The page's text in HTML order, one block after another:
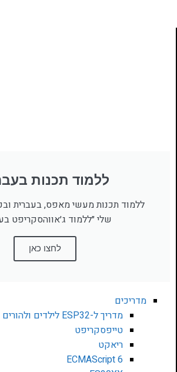
ללמוד תכנות
ללמוד תכנות מעשי מאפס, בעברית
שלי ״ללמוד ג׳אווהסקריפט
לחצו כאן
מדריכים
מדריך ל-ESP32 לילדים ולהורים מאפס
טייפסקריפט
ריאקט
ECMAScript 6